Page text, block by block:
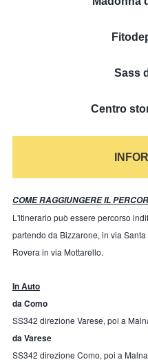
Sass
Centro
COME RAGGIUNGERE IL
L'itinerario può essere percorso
partendo da Bizzarone, in via
Rovera in via Mottarello.
In Auto
da Como
SS342 direzione Varese, poi a
da Varese
SS342 direzione Como, poi a